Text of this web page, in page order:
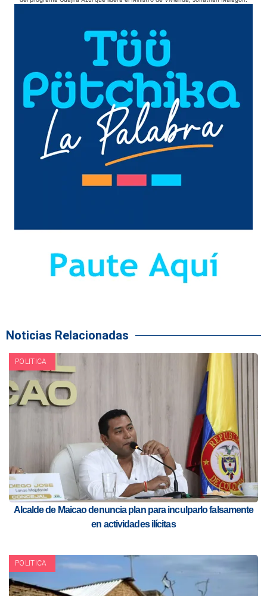
Noticias Relacionadas
POLITICA
Alcalde de Maicao denuncia plan para inculparlo falsamente
en actividades ilícitas
POLITICA